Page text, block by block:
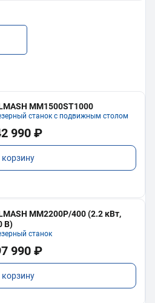
MM1500ST1000
станок с подвижным столом
990 ₽
корзину
MM2200P/400 (2.2 кВт,
В)
станок
990 ₽
корзину